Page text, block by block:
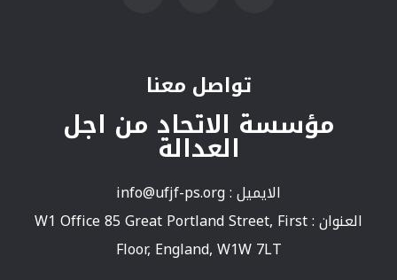
تواصل معنا
مؤسسة الاتحاد من اجل
العدالة
الايميل :info@ufjf-ps.org
العنوان : W1 Office 85 Great Portland Street, First
Floor, England, W1W 7LT